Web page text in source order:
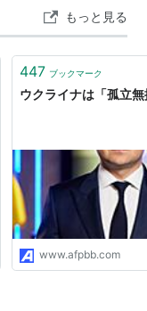
今のアメリカを
もっと見る
447 ブックマーク
ウクライナは「孤立
www.afpbb.com